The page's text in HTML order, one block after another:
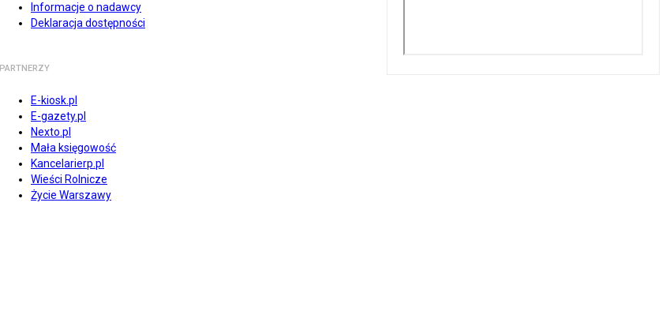
Informacje o nadawcy
Deklaracja dostępności
PARTNERZY
E-kiosk.pl
E-gazety.pl
Nexto.pl
Mała księgowość
Kancelarierp.pl
Wieści Rolnicze
Życie Warszawy